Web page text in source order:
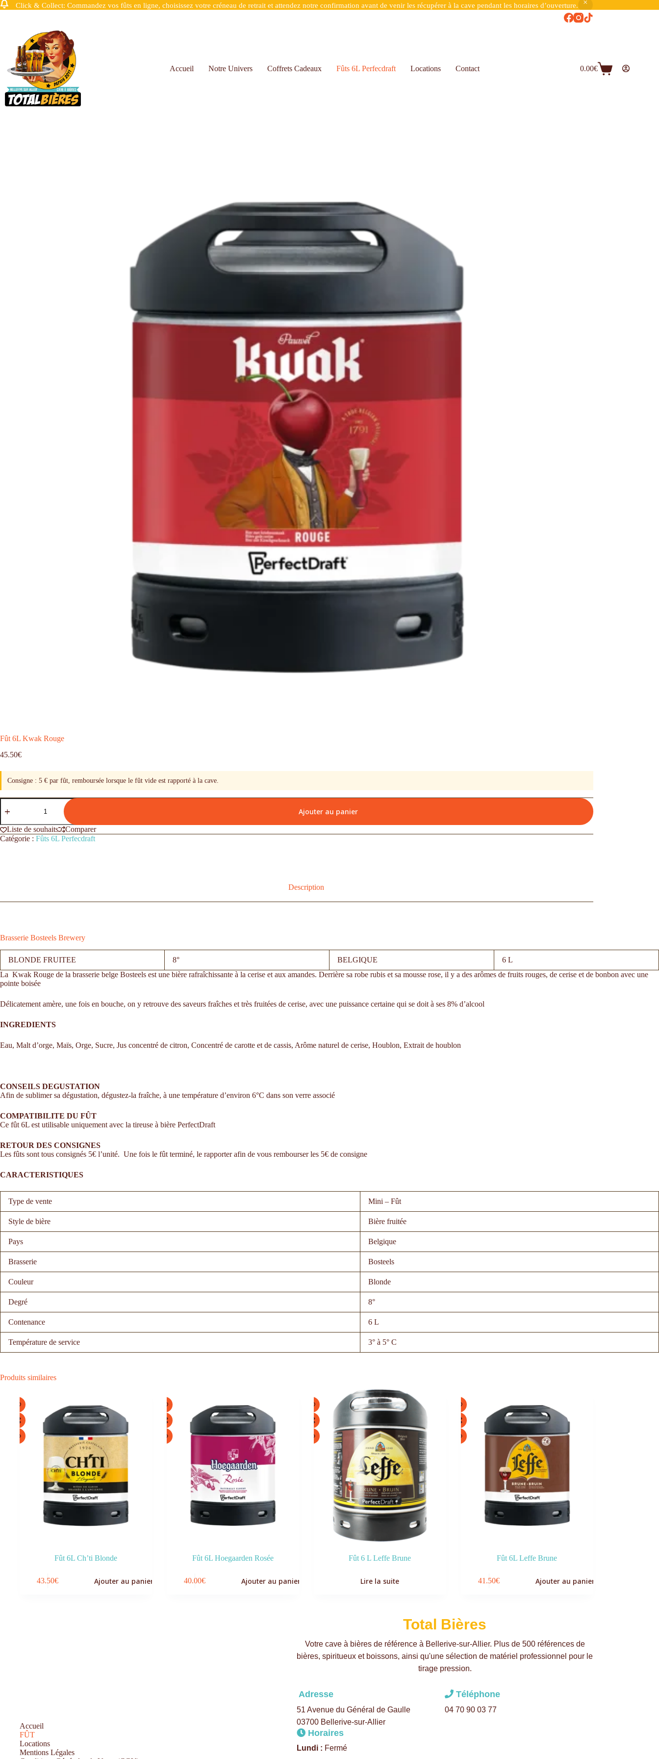
Click & Collect: Commandez vos fûts en ligne, choisissez votre créneau de retrait et attendez notre confirmation avant de venir les récupérer à la cave pendant les horaires d’ouverture.
Accueil Notre Univers Coffrets Cadeaux Fûts 6L Perfecdraft Locations Contact 0.00€
Fût 6L Kwak Rouge
45.50€
Consigne : 5 € par fût, remboursée lorsque le fût vide est rapporté à la cave.
Ajouter au panier
Liste de souhaits
Comparer
Catégorie : Fûts 6L Perfecdraft
Description
Brasserie Bosteels Brewery
BLONDE FRUITEE 8° BELGIQUE
6 L
La Kwak Rouge de la brasserie belge Bosteels est une bière rafraîchissante à la cerise et aux amandes. Derrière sa robe rubis et sa mousse rose, il y a des arômes de fruits rouges, de cerise et de bonbon avec une
pointe boisée
Délicatement amère, une fois en bouche, on y retrouve des saveurs fraîches et très fruitées de cerise, avec une puissance certaine qui se doit à ses 8% d’alcool
INGREDIENTS
Eau, Malt d’orge, Maïs, Orge, Sucre, Jus concentré de citron, Concentré de carotte et de cassis, Arôme naturel de cerise, Houblon, Extrait de houblon
CONSEILS DEGUSTATION
Afin de sublimer sa dégustation, dégustez-la fraîche, à une température d’environ 6°C dans son verre associé
COMPATIBILITE DU FÛT
Ce fût 6L est utilisable uniquement avec la tireuse à bière PerfectDraft
RETOUR DES CONSIGNES
Les fûts sont tous consignés 5€ l’unité. Une fois le fût terminé, le rapporter afin de vous rembourser les 5€ de consigne
CARACTERISTIQUES
Type de vente Mini – Fût
Style de bière Bière fruitée
Pays Belgique
Brasserie Bosteels
Couleur Blonde
Degré 8°
Contenance 6 L
Température de service 3° à 5° C
Produits similaires
Fût 6L Ch’ti Blonde
43.50€ Ajouter au panier
Fût 6L Hoegaarden Rosée
40.00€ Ajouter au panier
Fût 6 L Leffe Brune
Lire la suite
Fût 6L Leffe Brune
41.50€ Ajouter au panier
Accueil
FÛT
Locations
Mentions Légales
Total Bières
Votre cave à bières de référence à Bellerive-sur-Allier. Plus de 500 références de
bières, spiritueux et boissons, ainsi qu'une sélection de matériel professionnel pour le
tirage pression.
Adresse
51 Avenue du Général de Gaulle
03700 Bellerive-sur-Allier
Téléphone
04 70 90 03 77
Horaires
Lundi : Fermé